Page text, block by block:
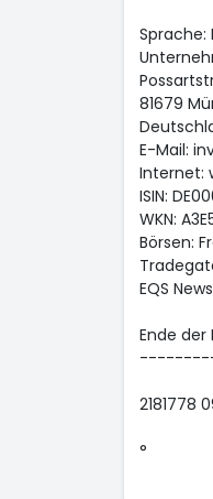
Sprache:
81679
E-Mail:
Internet:
ISIN:
WKN:
Börsen:
EQS
Ende der
2181778
°